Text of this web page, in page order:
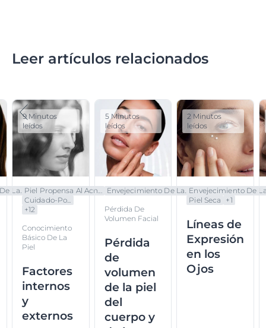
Leer artículos relacionados
La... Piel Propensa Al Acn...
Cuidado-Po...
+12
Conocimiento
Básico De La
Piel
Factores
internos
y
externos
9 Minutos
leídos
Envejecimiento De La...
Pérdida De
Volumen Facial
Pérdida
de
volumen
de la piel
del
cuerpo y
5 Minutos
leídos
Envejecimiento De
Piel Seca
+1
Líneas de
Expresión
en los
Ojos
2 Minutos
leídos